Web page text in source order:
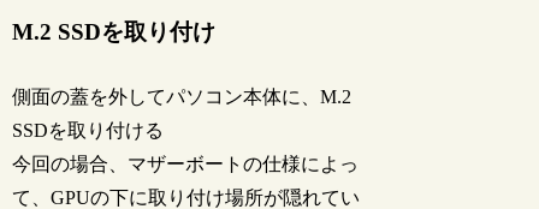
M.2 SSDを取り付け
側面の蓋を外してパソコン本体に、M.2
SSDを取り付ける
今回の場合、マザーボートの仕様によっ
て、GPUの下に取り付け場所が隠れてい